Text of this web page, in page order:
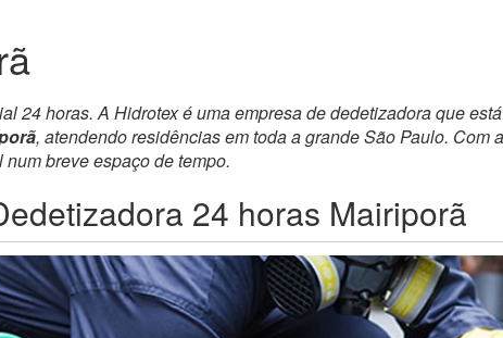
24 horas. A Hidrotex é uma empresa de dedetizadora que
, atendendo residências em toda a grande São Paulo. Com
breve espaço de tempo.
24 horas Mairiporã